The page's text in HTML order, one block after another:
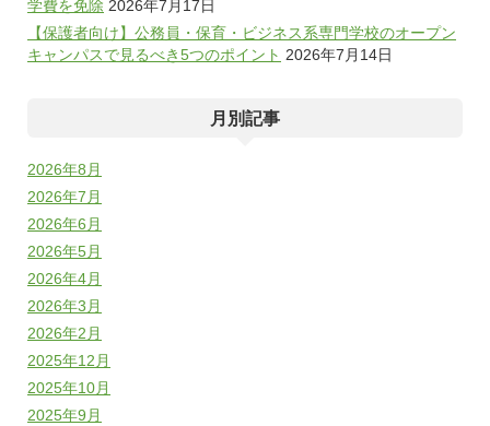
学費を免除 2026年7月17日
【保護者向け】公務員・保育・ビジネス系専門学校のオープン
キャンパスで見るべき5つのポイント 2026年7月14日
月別記事
2026年8月
2026年7月
2026年6月
2026年5月
2026年4月
2026年3月
2026年2月
2025年12月
2025年10月
2025年9月